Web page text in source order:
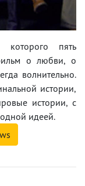
пять
о любви, о
волнительно.
истории,
истории, с
идеей.